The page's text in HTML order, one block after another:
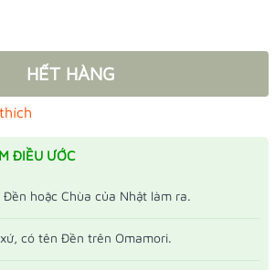
HẾT HÀNG
ĐIỀU ƯỚC
hoặc Chùa của Nhật làm ra.
có tên Đền trên Omamori.